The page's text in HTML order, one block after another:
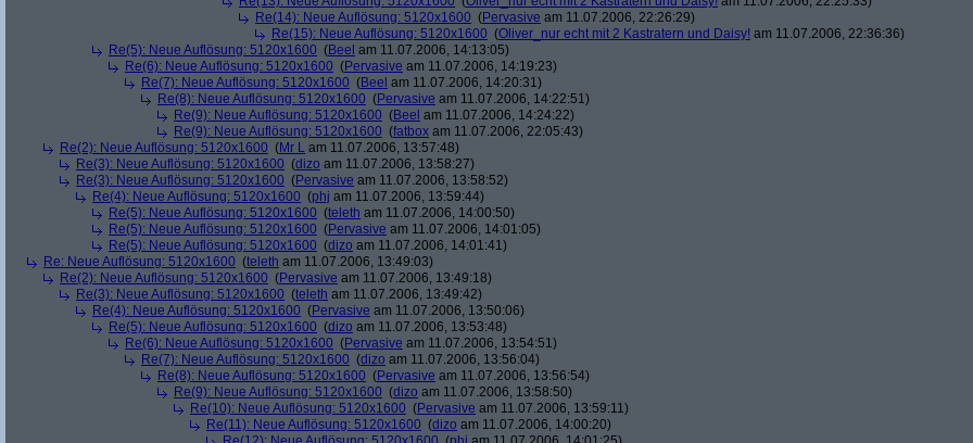
Re(14): Neue Auflösung: 5120x1600 (Pervasive am 11.07.2006, 22:26:29)
Re(15): Neue Auflösung: 5120x1600 (Oliver_nur echt mit 2 Kastratern und Daisy! am 11.07.2006, 22:36:36)
Re(5): Neue Auflösung: 5120x1600 (Beel am 11.07.2006, 14:13:05)
Re(6): Neue Auflösung: 5120x1600 (Pervasive am 11.07.2006, 14:19:23)
Re(7): Neue Auflösung: 5120x1600 (Beel am 11.07.2006, 14:20:31)
Re(8): Neue Auflösung: 5120x1600 (Pervasive am 11.07.2006, 14:22:51)
Re(9): Neue Auflösung: 5120x1600 (Beel am 11.07.2006, 14:24:22)
Re(9): Neue Auflösung: 5120x1600 (fatbox am 11.07.2006, 22:05:43)
Re(2): Neue Auflösung: 5120x1600 (Mr L am 11.07.2006, 13:57:48)
Re(3): Neue Auflösung: 5120x1600 (dizo am 11.07.2006, 13:58:27)
Re(3): Neue Auflösung: 5120x1600 (Pervasive am 11.07.2006, 13:58:52)
Re(4): Neue Auflösung: 5120x1600 (phj am 11.07.2006, 13:59:44)
Re(5): Neue Auflösung: 5120x1600 (teleth am 11.07.2006, 14:00:50)
Re(5): Neue Auflösung: 5120x1600 (Pervasive am 11.07.2006, 14:01:05)
Re(5): Neue Auflösung: 5120x1600 (dizo am 11.07.2006, 14:01:41)
Re: Neue Auflösung: 5120x1600 (teleth am 11.07.2006, 13:49:03)
Re(2): Neue Auflösung: 5120x1600 (Pervasive am 11.07.2006, 13:49:18)
Re(3): Neue Auflösung: 5120x1600 (teleth am 11.07.2006, 13:49:42)
Re(4): Neue Auflösung: 5120x1600 (Pervasive am 11.07.2006, 13:50:06)
Re(5): Neue Auflösung: 5120x1600 (dizo am 11.07.2006, 13:53:48)
Re(6): Neue Auflösung: 5120x1600 (Pervasive am 11.07.2006, 13:54:51)
Re(7): Neue Auflösung: 5120x1600 (dizo am 11.07.2006, 13:56:04)
Re(8): Neue Auflösung: 5120x1600 (Pervasive am 11.07.2006, 13:56:54)
Re(9): Neue Auflösung: 5120x1600 (dizo am 11.07.2006, 13:58:50)
Re(10): Neue Auflösung: 5120x1600 (Pervasive am 11.07.2006, 13:59:11)
Re(11): Neue Auflösung: 5120x1600 (dizo am 11.07.2006, 14:00:20)